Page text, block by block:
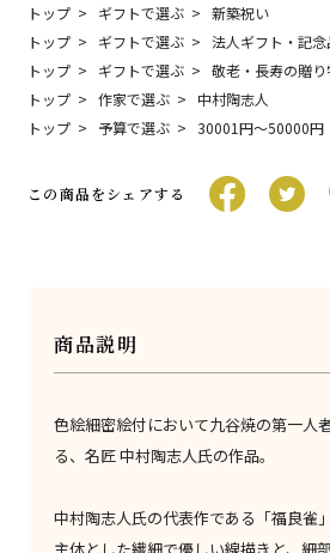
トップ
ギフトで選ぶ
新築祝い
トップ
ギフトで選ぶ
法人ギフト・記念
トップ
ギフトで選ぶ
敬老・長寿の贈り
トップ
作家で選ぶ
中村陶志人
トップ
予算で選ぶ 30001円〜50000円
この商品をシェアする
商品説明
色絵細密絵付において九谷焼の第一人
る、名匠 中村陶志人氏の作品。
中村陶志人氏の代表作である「福良雀
主体とした繊細で優しい線描きと、細